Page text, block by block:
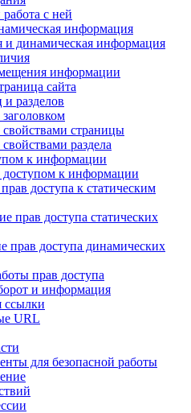
с ней
информация
и динамическая информация
информации
сайта
разделов
страницы
раздела
к информации
доступом к информации
доступа к статическим
прав доступа статических
прав доступа динамических
прав доступа
и информация
ссылки
URL
для безопасной работы